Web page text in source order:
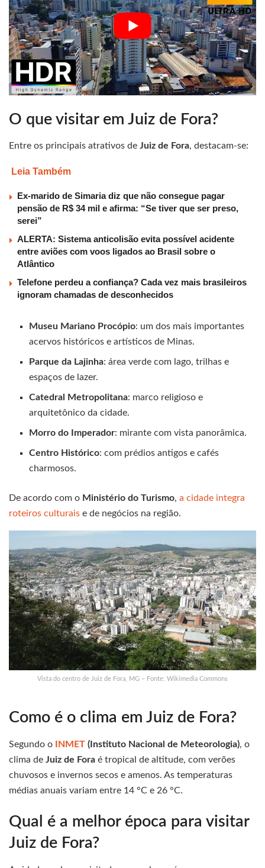
O que visitar em Juiz de Fora?
Entre os principais atrativos de Juiz de Fora, destacam-se:
Leia Também
Ex-marido de Simaria diz que não consegue pagar
pensão de R$ 34 mil e afirma: “Se tiver que ser preso,
serei”
ALERTA: Sistema anticolisão evita possível acidente
entre aviões com voos ligados ao Brasil sobre o
Atlântico
Telefone perdeu a confiança? Cada vez mais brasileiros
ignoram chamadas de desconhecidos
Museu Mariano Procópio: um dos mais importantes
acervos históricos e artísticos de Minas.
Parque da Lajinha: área verde com lago, trilhas e
espaços de lazer.
Catedral Metropolitana: marco religioso e
arquitetônico da cidade.
Morro do Imperador: mirante com vista panorâmica.
Centro Histórico: com prédios antigos e cafés
charmosos.
De acordo com o Ministério do Turismo, a cidade integra
roteiros culturais e de negócios na região.
Vista do centro de Juiz de Fora, MG – Fonte: Wikimedia Commons
Como é o clima em Juiz de Fora?
Segundo o INMET (Instituto Nacional de Meteorologia), o
clima de Juiz de Fora é tropical de altitude, com verões
chuvosos e invernos secos e amenos. As temperaturas
médias anuais variam entre 14 °C e 26 °C.
Qual é a melhor época para visitar
Juiz de Fora?